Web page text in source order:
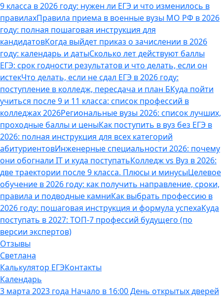
9 класса в 2026 году: нужен ли ЕГЭ и что изменилось в
правилахПравила приема в военные вузы МО РФ в 2026
году: полная пошаговая инструкция для
кандидатовКогда выйдет приказ о зачислении в 2026
году: календарь и датыСколько лет действуют баллы
ЕГЭ: срок годности результатов и что делать, если он
истекЧто делать, если не сдал ЕГЭ в 2026 году:
поступление в колледж, пересдача и план БКуда пойти
учиться после 9 и 11 класса: список профессий в
колледжах 2026Региональные вузы 2026: список лучших,
проходные баллы и ценыКак поступить в вуз без ЕГЭ в
2026: полная инструкция для всех категорий
абитуриентовИнженерные специальности 2026: почему
они обогнали IT и куда поступатьКолледж vs Вуз в 2026:
две траектории после 9 класса. Плюсы и минусыЦелевое
обучение в 2026 году: как получить направление, сроки,
правила и подводные камниКак выбрать профессию в
2026 году: пошаговая инструкция и формула успехаКуда
поступать в 2027: ТОП-7 профессий будущего (по
версии экспертов)
Отзывы
Светлана
Калькулятор ЕГЭКонтакты
Календарь
3 марта 2023 года Начало в 16:00 День открытых дверей